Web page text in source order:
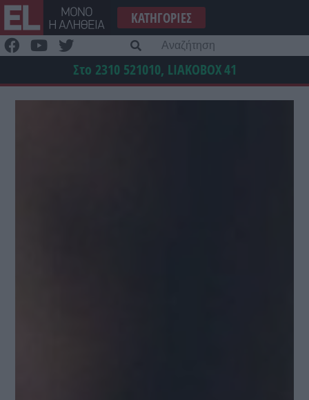
Μετάβαση
στο
περιεχόμενο
ΚΑΤΗΓΟΡΊΕΣ
Στο 2310 521010, LIAKOBOX41